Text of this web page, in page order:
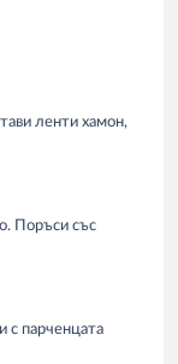
ленти хамон,
Поръси със
с парченцата